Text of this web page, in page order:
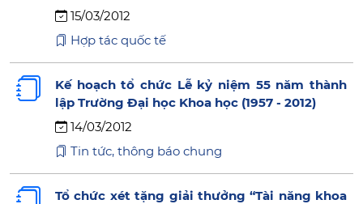
15/03/2012
Hợp tác quốc tế
Kế hoạch tổ chức Lễ kỷ niệm 55 năm thành
lập Trường Đại học Khoa học (1957 - 2012)
14/03/2012
Tin tức, thông báo chung
Tổ chức xét tặng giải thưởng “Tài năng khoa